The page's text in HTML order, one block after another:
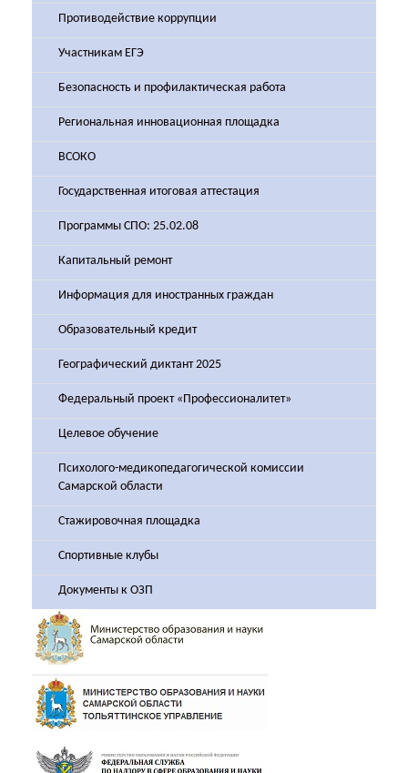
Противодействие коррупции
Участникам ЕГЭ
Безопасность и профилактическая работа
Региональная инновационная площадка
ВСОКО
Государственная итоговая аттестация
Программы СПО: 25.02.08
Капитальный ремонт
Информация для иностранных граждан
Образовательный кредит
Географический диктант 2025
Федеральный проект «Профессионалитет»
Целевое обучение
Психолого-медикопедагогической комиссии
Самарской области
Стажировочная площадка
Спортивные клубы
Документы к ОЗП